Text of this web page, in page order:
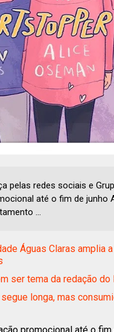
pelas redes sociais e
até o fim de junho
...
Águas Claras amplia
ser tema da redação do
longa, mas